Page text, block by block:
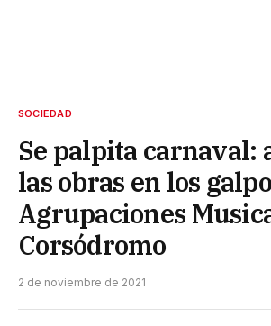
SOCIEDAD
Se palpita carnaval:
las obras en los
Agrupaciones
Corsódromo
2 de noviembre de 2021